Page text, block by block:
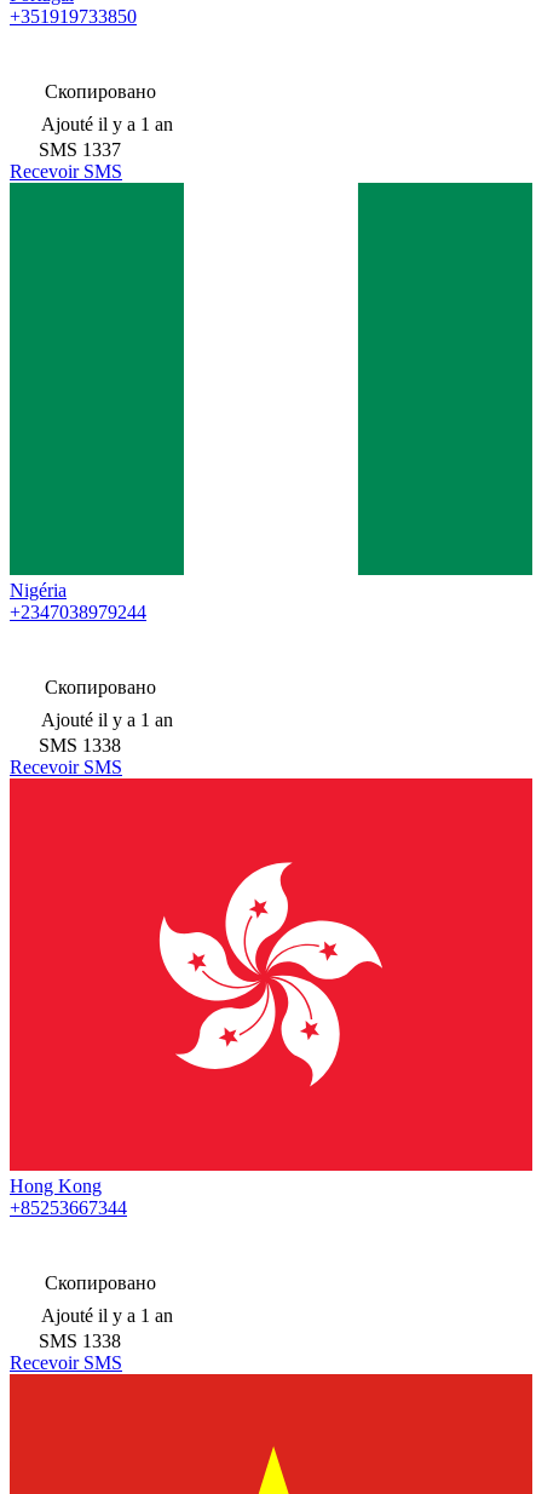
+351919733850
Скопировано
Ajouté il y a 1 an
SMS 1337
Recevoir SMS
Nigéria
+2347038979244
Скопировано
Ajouté il y a 1 an
SMS 1338
Recevoir SMS
Hong Kong
+85253667344
Скопировано
Ajouté il y a 1 an
SMS 1338
Recevoir SMS